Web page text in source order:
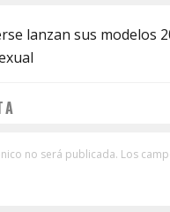
lanzan sus modelos
no será publicada. Los